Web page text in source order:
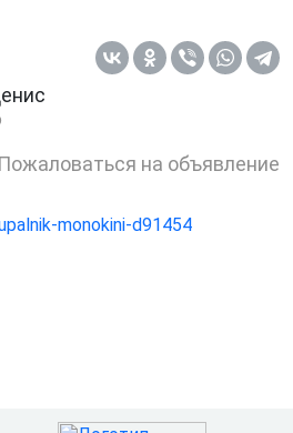
Пожаловаться на объявление
monokini-d91454